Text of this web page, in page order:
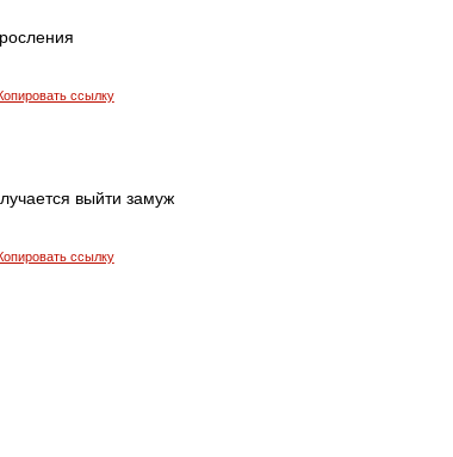
Копировать ссылку
выйти замуж
ссылку